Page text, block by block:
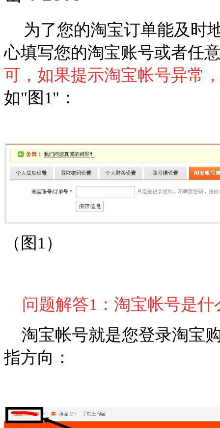
为了您的淘宝订单能及时
心填写您的淘宝账号或者任
可，如果提示淘宝帐号异常
如"图1"：
（图1）
问题解答1：淘宝帐号是什
淘宝帐号就是您登录淘宝
指方向 ：